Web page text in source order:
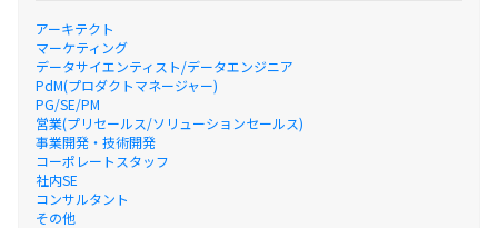
アーキテクト
マーケティング
データサイエンティスト/データエンジニア
PdM(プロダクトマネージャー)
PG/SE/PM
営業(プリセールス/ソリューションセールス)
事業開発・技術開発
コーポレートスタッフ
社内SE
コンサルタント
その他